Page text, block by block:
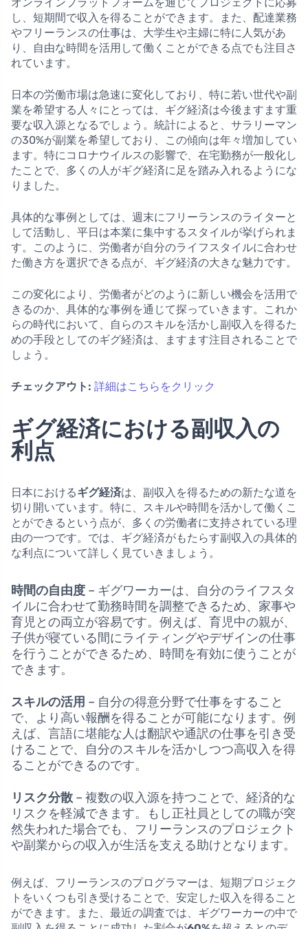
し、短期間で収入を得ることができます。また、配達業務
やフリーランスの仕事は、大学生や主婦に特に人気があ
り、自由な時間を活用して働くことができる点でも注目さ
れています。
日本の労働市場は急速に変化しており、特に若い世代や副
業を希望する人々にとっては、ギグ経済は今後ますます重
要な収入源となるでしょう。統計によると、サラリーマン
の30%が副業を希望しており、この傾向は年々増加してい
ます。特にコロナウイルスの影響で、在宅勤務が一般化し
たことで、多くの人がギグ経済に足を踏み入れるようにな
りました。
具体的な事例としては、週末にフリーランスのライターと
して活動し、平日は本業に集中するスタイルが挙げられま
す。このように、労働者が自分のライフスタイルに合わせ
た働き方を選択できる点が、ギグ経済の大きな魅力です。
この変化により、労働者がどのように新しい機会を活用で
きるのか、具体的な事例を通じて探っていきます。これか
らの時代において、自らのスキルを活かし副収入を得るた
めの手段としてのギグ経済は、ますます注目されることで
しょう。
チェックアウト: 詳細はこちらをクリック
ギグ経済における副収入の
利点
日本におけるギグ経済は、副収入を得るための新たな道を
切り開いています。特に、スキルや時間を活かして働くこ
とができるという点が、多くの労働者に支持されている理
由の一つです。では、ギグ経済がもたらす副収入の具体的
な利点について詳しく見ていきましょう。
時間の自由度 – ギグワーカーは、自分のライフスタ
イルに合わせて勤務時間を調整できるため、家事や
育児との両立が容易です。例えば、育児中の親が、
子供が寝ている間にライティングやデザインの仕事
を行うことができるため、時間を有効に使うことが
できます。
スキルの活用 – 自分の得意分野で仕事をすること
で、より高い報酬を得ることが可能になります。例
えば、言語に堪能な人は翻訳や通訳の仕事を引き受
けることで、自分のスキルを活かしつつ高収入を得
ることができるのです。
リスク分散 – 複数の収入源を持つことで、経済的な
リスクを軽減できます。もし正社員としての職が突
然失われた場合でも、フリーランスのプロジェクト
や副業からの収入が生活を支える助けとなります。
例えば、フリーランスのプログラマーは、短期プロジェク
トをいくつも引き受けることで、安定した収入を得ること
ができます。また、最近の調査では、ギグワーカーの中で